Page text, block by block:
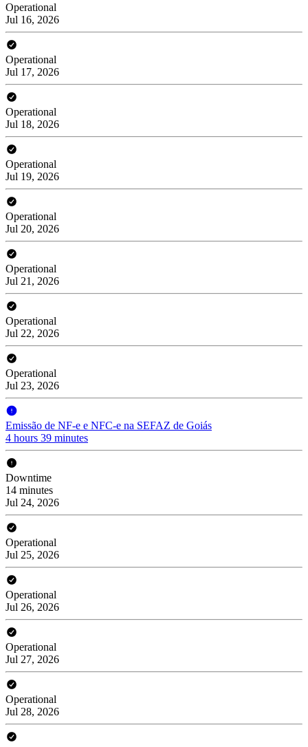
Operational
Jul 16, 2026
Operational
Jul 17, 2026
Operational
Jul 18, 2026
Operational
Jul 19, 2026
Operational
Jul 20, 2026
Operational
Jul 21, 2026
Operational
Jul 22, 2026
Operational
Jul 23, 2026
Emissão de NF-e e NFC-e na SEFAZ de Goiás
4 hours 39 minutes
Downtime
14 minutes
Jul 24, 2026
Operational
Jul 25, 2026
Operational
Jul 26, 2026
Operational
Jul 27, 2026
Operational
Jul 28, 2026